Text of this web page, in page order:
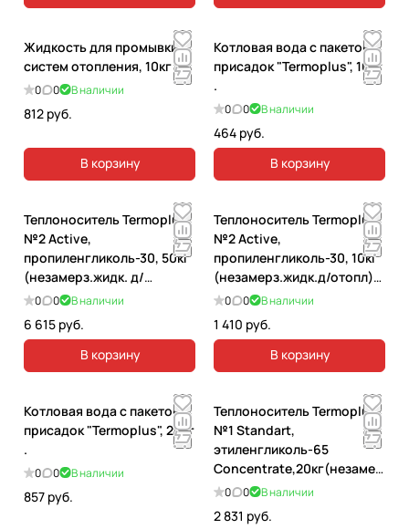
Жидкость для промывки
систем отопления, 10кг .
0 0 В наличии
812 руб.
В корзину
Котловая вода с пакетом
присадок "Termoplus", 10кг
.
0 0 В наличии
464 руб.
В корзину
Теплоноситель Termoplus
№2 Active,
пропиленгликоль-30, 50кг
(незамерз.жидк. д/
отопления).
0 0 В наличии
6 615 руб.
В корзину
Теплоноситель Termoplus
№2 Active,
пропиленгликоль-30, 10кг
(незамерз.жидк.д/отопл)
зеленый.
0 0 В наличии
1 410 руб.
В корзину
Котловая вода с пакетом
присадок "Termoplus", 20кг
.
0 0 В наличии
857 руб.
Теплоноситель Termoplus
№1 Standart,
этиленгликоль-65
Concentrate,20кг(незамер
з.жидк.д/отоп)красный.
0 0 В наличии
2 831 руб.